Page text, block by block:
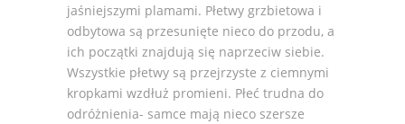
jaśniejszymi plamami. Płetwy grzbietowa i
odbytowa są przesunięte nieco do przodu, a
ich początki znajdują się naprzeciw siebie.
Wszystkie płetwy są przejrzyste z ciemnymi
kropkami wzdłuż promieni. Płeć trudna do
odróżnienia- samce mają nieco szersze